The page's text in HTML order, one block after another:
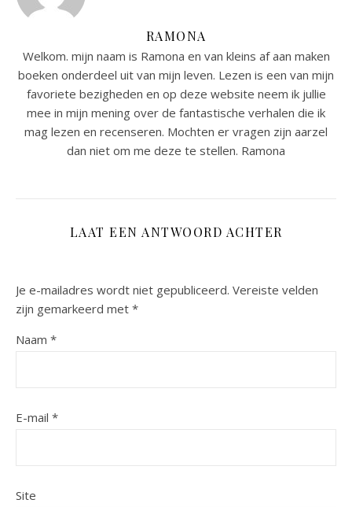
RAMONA
Welkom. mijn naam is Ramona en van kleins af aan maken
boeken onderdeel uit van mijn leven. Lezen is een van mijn
favoriete bezigheden en op deze website neem ik jullie
mee in mijn mening over de fantastische verhalen die ik
mag lezen en recenseren. Mochten er vragen zijn aarzel
dan niet om me deze te stellen. Ramona
LAAT EEN ANTWOORD ACHTER
Je e-mailadres wordt niet gepubliceerd. Vereiste velden
zijn gemarkeerd met *
Naam *
E-mail *
Site